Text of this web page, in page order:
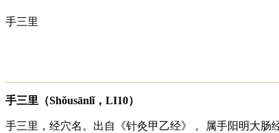
手三里
手三里（Shǒusānlǐ，LI10）
手三里，经穴名。出自《针灸甲乙经》 。属手阳明大肠